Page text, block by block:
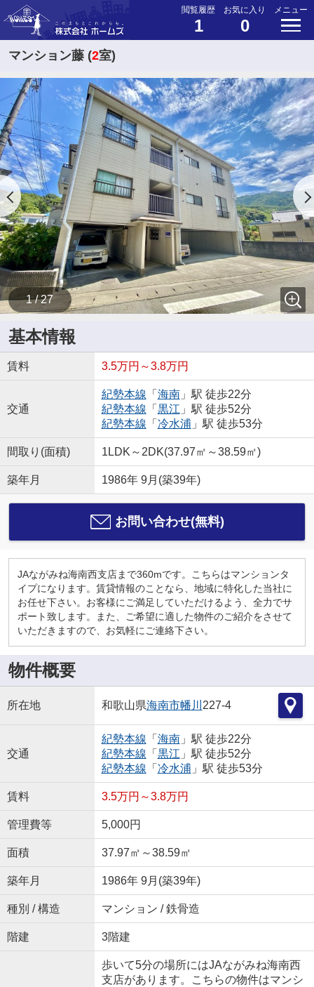
閲覧履歴
1
お気に入り
0
メニュー
マンション藤 (2室)
1 / 27
基本情報
賃料 3.5万円～3.8万円
交通
紀勢本線 「 海南」駅 徒歩22分
紀勢本線 「 黒江 」駅 徒歩52分
紀勢本線 「 冷水浦 」駅 徒歩53分
間取り(面積) 1LDK～2DK(37.97㎡～38.59㎡)
築年月 1986年 9月(築39年)
お問い合わせ(無料)
JAながみね海南西支店まで360mです。こちらはマンションタ
イプになります。賃貸情報のことなら、地域に特化した当社に
お任せ下さい。お客様にご満足していただけるよう、全力でサ
ポート致します。また、ご希望に適した物件のご紹介をさせて
いただきますので、お気軽にご連絡下さい。
物件概要
所在地 和歌山県海南市幡川 227-4
交通
紀勢本線 「 海南」駅 徒歩22分
紀勢本線 「 黒江 」駅 徒歩52分
紀勢本線 「 冷水浦 」駅 徒歩53分
賃料 3.5万円～3.8万円
管理費等 5,000円
面積 37.97㎡～38.59㎡
築年月 1986年 9月(築39年)
種別 / 構造 マンション / 鉄骨造
階建 3階建
歩いて5分の場所にはJAながみね海南西
支店があります。こちらの物件はマンシ